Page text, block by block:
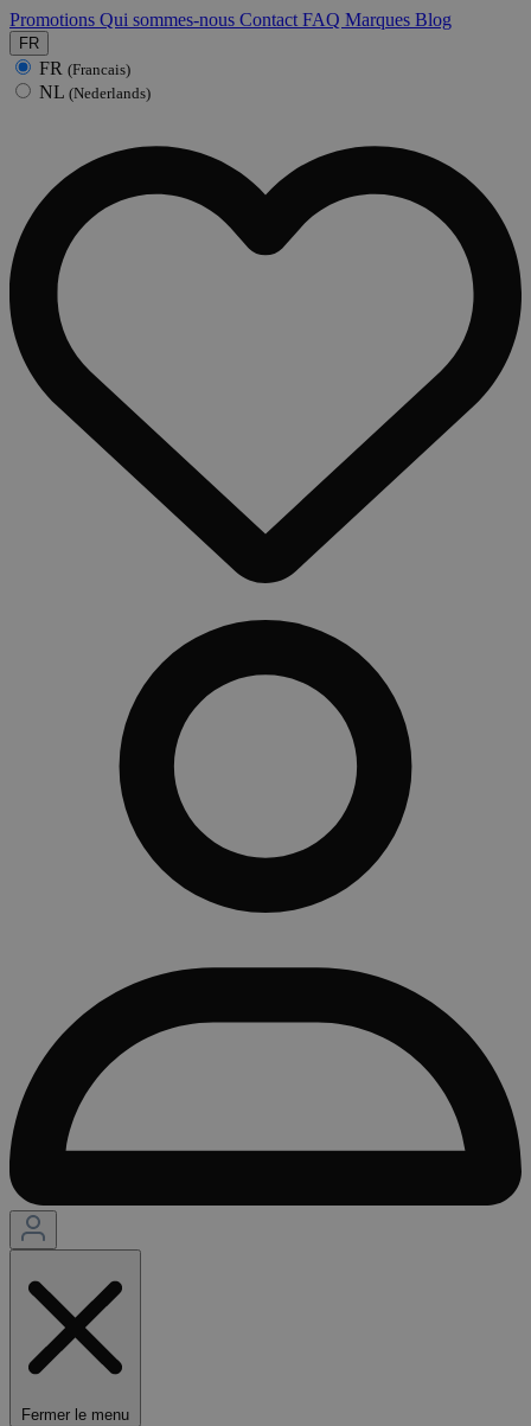
Promotions Qui sommes-nous Contact FAQ Marques Blog
FR
FR (Francais)
NL (Nederlands)
Fermer le menu